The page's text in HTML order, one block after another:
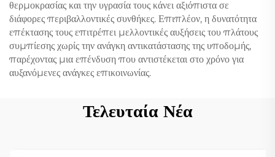
θερμοκρασίας και την υγρασία τους κάνει αξιόπιστα σε
διάφορες περιβαλλοντικές συνθήκες. Επιπλέον, η δυνατότητα
επέκτασης τους επιτρέπει μελλοντικές αυξήσεις του πλάτους
συμπίεσης χωρίς την ανάγκη αντικατάστασης της υποδομής,
παρέχοντας μια επένδυση που αντιστέκεται στο χρόνο για
αυξανόμενες ανάγκες επικοινωνίας.
Τελευταία Νέα